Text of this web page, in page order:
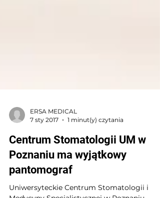
7 sty 2017
1 minut(y) czytania
Centrum Stomatologii UM w
Poznaniu ma wyjątkowy